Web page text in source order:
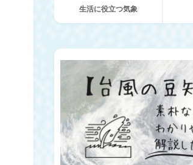
生活に役立つ気象